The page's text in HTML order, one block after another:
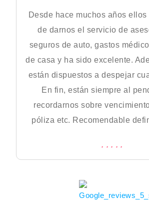
Desde hace muchos años ellos
de darnos el servicio de
seguros de auto, gastos
de casa y ha sido excelente.
están dispuestos a despejar
En fin, están siempre al
recordarnos sobre
póliza etc. Recomendable